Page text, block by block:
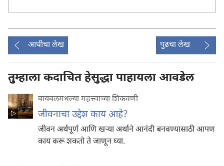
आधीचा लेख पुढचा लेख
तुम्हाला कदाचित हेसुद्धा पाहायला आवडेल
बायबलमधल्या महत्त्वाच्या शिकवणी
जीवनाचा उद्देश काय आहे?
जीवन अर्थपूर्ण आणि खऱ्‍या अर्थाने आनंदी बनवण्यासाठी आपण
काय करू शकतो ते जाणून घ्या.